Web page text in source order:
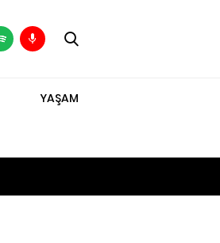
YAŞAM